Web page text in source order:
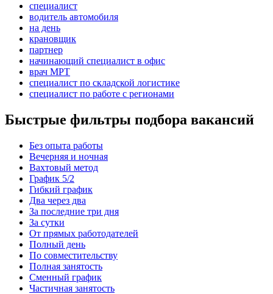
специалист
водитель автомобиля
на день
крановщик
партнер
начинающий специалист в офис
врач МРТ
специалист по складской логистике
специалист по работе с регионами
Быстрые фильтры подбора вакансий
Без опыта работы
Вечерняя и ночная
Вахтовый метод
График 5/2
Гибкий график
Два через два
За последние три дня
За сутки
От прямых работодателей
Полный день
По совместительству
Полная занятость
Сменный график
Частичная занятость